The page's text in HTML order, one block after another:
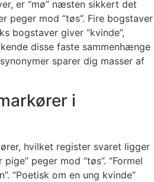
er “mø” næsten sikkert det
peger mod “tøs”. Fire bogstaver
bogstaver giver “kvinde”,
kende disse faste sammenhænge
sparer dig masser af
i
hvilket register svaret ligger
peger mod “tøs”. “Formel
“Poetisk om en ung kvinde”